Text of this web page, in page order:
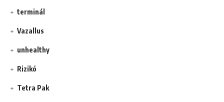
terminál
Vazallus
unhealthy
Rizikó
Tetra Pak